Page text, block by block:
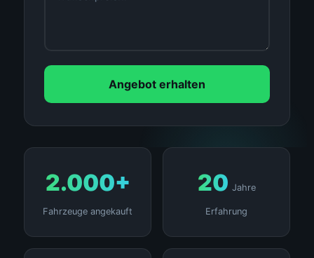
Angebot erhalten
2.000+
Fahrzeuge angekauft
20 Jahre
Erfahrung